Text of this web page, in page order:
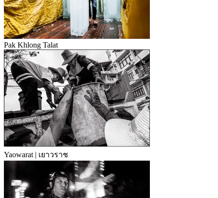
Pak Khlong Talat
Yaowarat | เยาวราช